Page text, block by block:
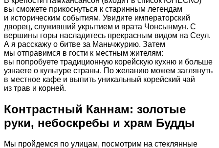
вы сможете прикоснуться к старинным легендам
и историческим событиям. Увидите императорский
дворец, служивший укрытием и врата Чонсынмун. С
вершины горы насладитесь прекрасным видом на Сеул.
А я расскажу о битве за Маньчжурию. Затем
мы отправимся в гости к местным жителям:
вы попробуете традиционную корейскую кухню и больше
узнаете о культуре страны. По желанию можем заглянуть
в местное кафе и выпить уникальный корейский чай
из трав и корней.
Контрастный Каннам: золотые
руки, небоскребы и храм Будды
Мы пройдемся по улицам, посмотрим на стеклянные